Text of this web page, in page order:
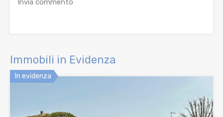
Immobili in Evidenza
In evidenza